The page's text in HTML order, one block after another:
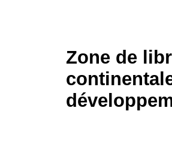
Zone de